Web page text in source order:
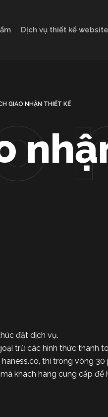
Dịch vụ thiết kế website
GIAO NHẬN THIẾT KẾ
đặt dịch vụ.
trừ các hình thức thanh
thì trong vòng
khách hàng cung cấp